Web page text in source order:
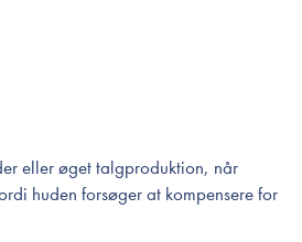
eller øget talgproduktion, når
huden forsøger at kompensere for